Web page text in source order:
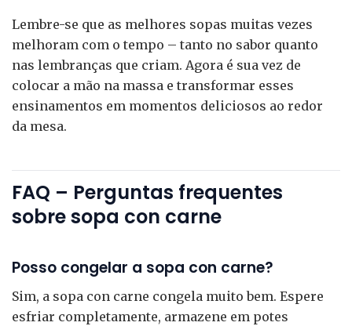
Lembre-se que as melhores sopas muitas vezes
melhoram com o tempo – tanto no sabor quanto
nas lembranças que criam. Agora é sua vez de
colocar a mão na massa e transformar esses
ensinamentos em momentos deliciosos ao redor
da mesa.
FAQ – Perguntas frequentes
sobre sopa con carne
Posso congelar a sopa con carne?
Sim, a sopa con carne congela muito bem. Espere
esfriar completamente, armazene em potes